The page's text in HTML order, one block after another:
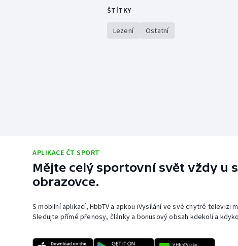
ŠTÍTKY
Lezení Ostatní
APLIKACE ČT SPORT
Mějte celý sportovní svět vždy u
obrazovce.
S mobilní aplikací, HbbTV a apkou iVysílání ve své chytré televizi
Sledujte přímé přenosy, články a bonusový obsah kdekoli a